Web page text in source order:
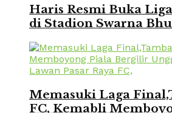
Haris Resmi Buka
di Stadion Swarna
Memasuki Laga
FC, Kemabli